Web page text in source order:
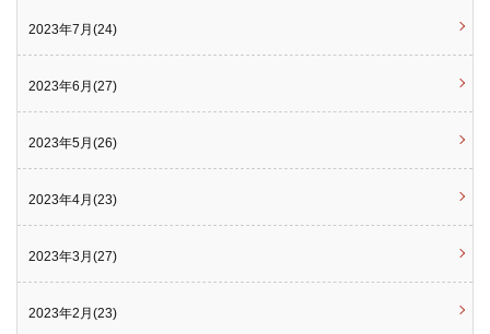
2023年7月(24)
2023年6月(27)
2023年5月(26)
2023年4月(23)
2023年3月(27)
2023年2月(23)